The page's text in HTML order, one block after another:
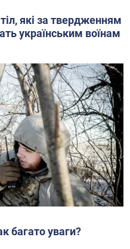
які за твердженням
українським воїнам
багато уваги?